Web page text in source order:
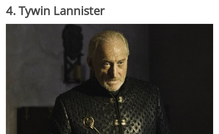
4. Tywin Lannister